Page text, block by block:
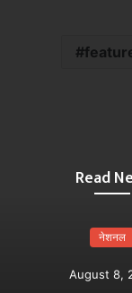
Read
नेशनल
August 8,